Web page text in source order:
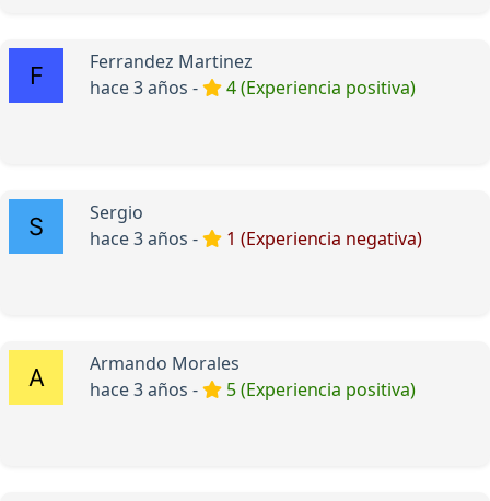
Ferrandez Martinez
hace 3 años -
4 (Experiencia positiva)
Sergio
hace 3 años -
1 (Experiencia negativa)
Armando Morales
hace 3 años -
5 (Experiencia positiva)